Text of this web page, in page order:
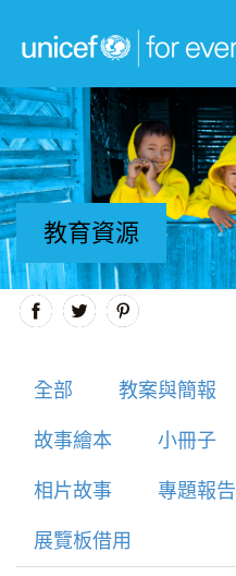
教育資源
全部 教案與簡報
故事繪本 小冊子
相片故事 專題報告
展覽板借用